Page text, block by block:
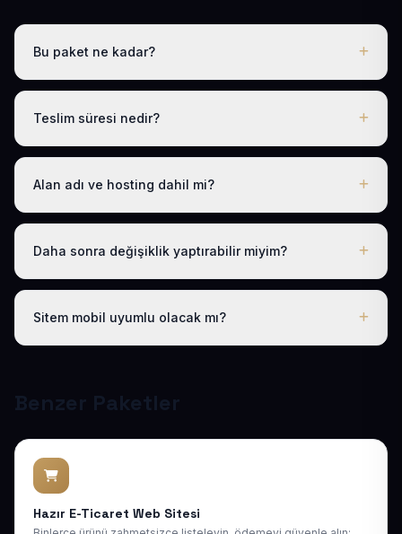
Bu paket ne kadar?
Tüm sektörel paketlerimiz gibi Hazır E-Ticaret Mini Web
ücretsiz .com.tr alan adı, hosting, SSL ve temel SEO
dahildir; gizli ücret yoktur.
Teslim süresi nedir?
Logo, iletişim ve tanıtım metinlerinizi ilettikten sonra
Alan adı ve hosting dahil mi?
Evet. Yıllık paket ücretine ücretsiz .com.tr alan adı ve
Daha sonra değişiklik yaptırabilir miyim?
Evet. Teslimden sonra ilk 30 gün ücretsiz revizyon
destek sağlıyoruz. Sonraki yıllarda da uygun bakım
paketlerimiz mevcuttur.
Sitem mobil uyumlu olacak mı?
Google mobil sıralamasına uygundur.
Benzer Paketler
Hazır E-Ticaret Web Sitesi